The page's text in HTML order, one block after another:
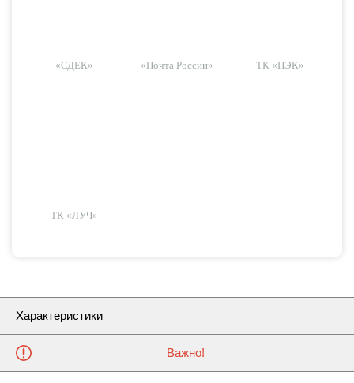
«СДЕК» «Почта России» ТК «ПЭК»
ТК «ЛУЧ»
Характеристики
Важно!